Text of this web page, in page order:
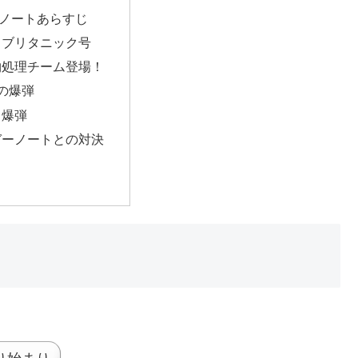
ートあらすじ
リタニック号
理チーム登場！
爆弾
弾
ノートとの対決